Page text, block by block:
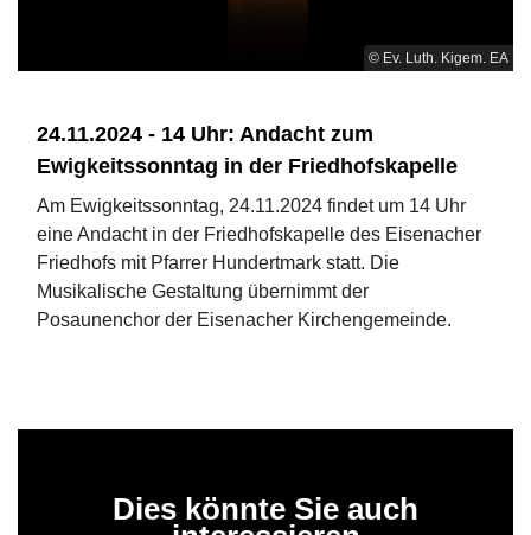
© Ev. Luth. Kigem. EA
24.11.2024 - 14 Uhr: Andacht zum
Ewigkeitssonntag in der Friedhofskapelle
Am Ewigkeitssonntag, 24.11.2024 findet um 14 Uhr
eine Andacht in der Friedhofskapelle des Eisenacher
Friedhofs mit Pfarrer Hundertmark statt. Die
Musikalische Gestaltung übernimmt der
Posaunenchor der Eisenacher Kirchengemeinde.
Dies könnte Sie auch